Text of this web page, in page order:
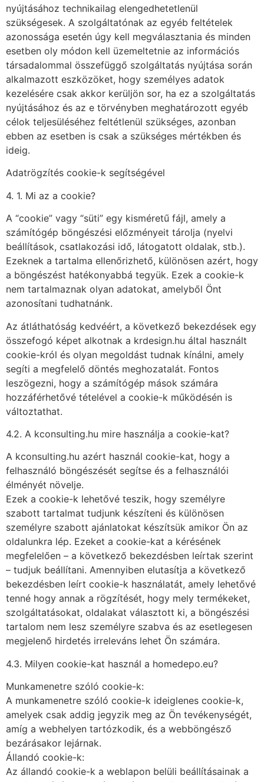
nyújtásához technikailag elengedhetetlenül
szükségesek. A szolgáltatónak az egyéb feltételek
azonossága esetén úgy kell megválasztania és minden
esetben oly módon kell üzemeltetnie az információs
társadalommal összefüggő szolgáltatás nyújtása során
alkalmazott eszközöket, hogy személyes adatok
kezelésére csak akkor kerüljön sor, ha ez a szolgáltatás
nyújtásához és az e törvényben meghatározott egyéb
célok teljesüléséhez feltétlenül szükséges, azonban
ebben az esetben is csak a szükséges mértékben és
ideig.
Adatrögzítés cookie-k segítségével
4. 1. Mi az a cookie?
A “cookie” vagy “süti” egy kisméretű fájl, amely a
számítógép böngészési előzményeit tárolja (nyelvi
beállítások, csatlakozási idő, látogatott oldalak, stb.).
Ezeknek a tartalma ellenőrizhető, különösen azért, hogy
a böngészést hatékonyabbá tegyük. Ezek a cookie-k
nem tartalmaznak olyan adatokat, amelyből Önt
azonosítani tudhatnánk.
Az átláthatóság kedvéért, a következő bekezdések egy
összefogó képet alkotnak a krdesign.hu által használt
cookie-król és olyan megoldást tudnak kínálni, amely
segíti a megfelelő döntés meghozatalát. Fontos
leszögezni, hogy a számítógép mások számára
hozzáférhetővé tételével a cookie-k működésén is
változtathat.
4.2. A kconsulting.hu mire használja a cookie-kat?
A kconsulting.hu azért használ cookie-kat, hogy a
felhasználó böngészését segítse és a felhasználói
élményét növelje.
Ezek a cookie-k lehetővé teszik, hogy személyre
szabott tartalmat tudjunk készíteni és különösen
személyre szabott ajánlatokat készítsük amikor Ön az
oldalunkra lép. Ezeket a cookie-kat a kérésének
megfelelően – a következő bekezdésben leírtak szerint
– tudjuk beállítani. Amennyiben elutasítja a következő
bekezdésben leírt cookie-k használatát, amely lehetővé
tenné hogy annak a rögzítését, hogy mely termékeket,
szolgáltatásokat, oldalakat választott ki, a böngészési
tartalom nem lesz személyre szabva és az esetlegesen
megjelenő hirdetés irreleváns lehet Ön számára.
4.3. Milyen cookie-kat használ a homedepo.eu?
Munkamenetre szóló cookie-k:
A munkamenetre szóló cookie-k ideiglenes cookie-k,
amelyek csak addig jegyzik meg az Ön tevékenységét,
amíg a webhelyen tartózkodik, és a webböngésző
bezárásakor lejárnak.
Állandó cookie-k:
Az állandó cookie-k a weblapon belüli beállításainak a